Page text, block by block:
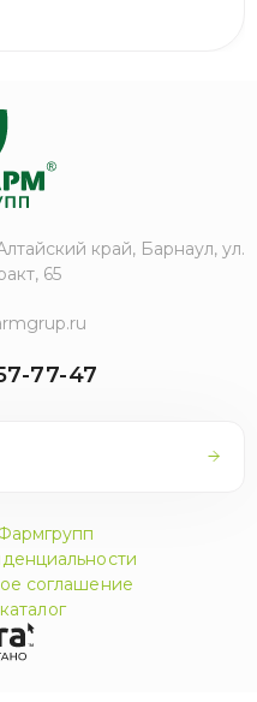
край, Барнаул, ул.
65
77-47
соглашение